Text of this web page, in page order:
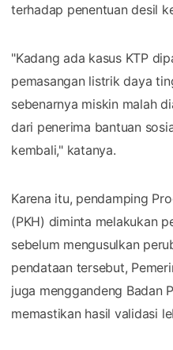
terhadap penentuan desil
"Kadang ada kasus KTP
pemasangan listrik daya
sebenarnya miskin malah
dari penerima bantuan
kembali," katanya.
Karena itu, pendamping
(PKH) diminta melakukan
sebelum mengusulkan
pendataan tersebut,
juga menggandeng Badan
memastikan hasil validasi